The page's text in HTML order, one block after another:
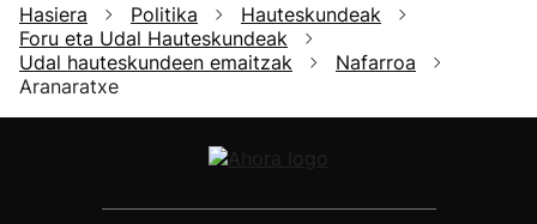
Hasiera Politika
Hauteskundeak
Foru eta Udal Hauteskundeak
Udal hauteskundeen emaitzak
Nafarroa
Aranaratxe